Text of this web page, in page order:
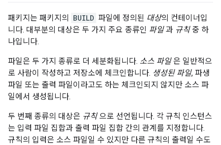
패키지는 패키지의 BUILD 파일에 정의된 대상의 컨테이너입
니다. 대부분의 대상은 두 가지 주요 종류인 파일과 규칙중 하
나입니다.
파일은 두 가지 종류로 더 세분화됩니다. 소스 파일은 일반적으
로 사람이 작성하고 저장소에 체크인합니다. 생성된 파일, 파생
파일 또는 출력 파일이라고도 하는 체크인되지 않지만 소스 파
일에서 생성됩니다.
두 번째 종류의 대상은 규칙으로 선언됩니다. 각 규칙 인스턴스
는 입력 파일 집합과 출력 파일 집합 간의 관계를 지정합니다.
규칙의 입력은 소스 파일일 수 있지만 다른 규칙의 출력일 수도